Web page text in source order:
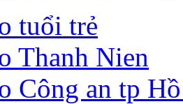
tuổi trẻ
Thanh Nien
Công an tp